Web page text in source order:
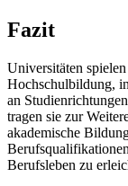
Fazit
Universitäten
Hochschulbildung,
an
tragen sie zur
akademische
Berufsleben zu